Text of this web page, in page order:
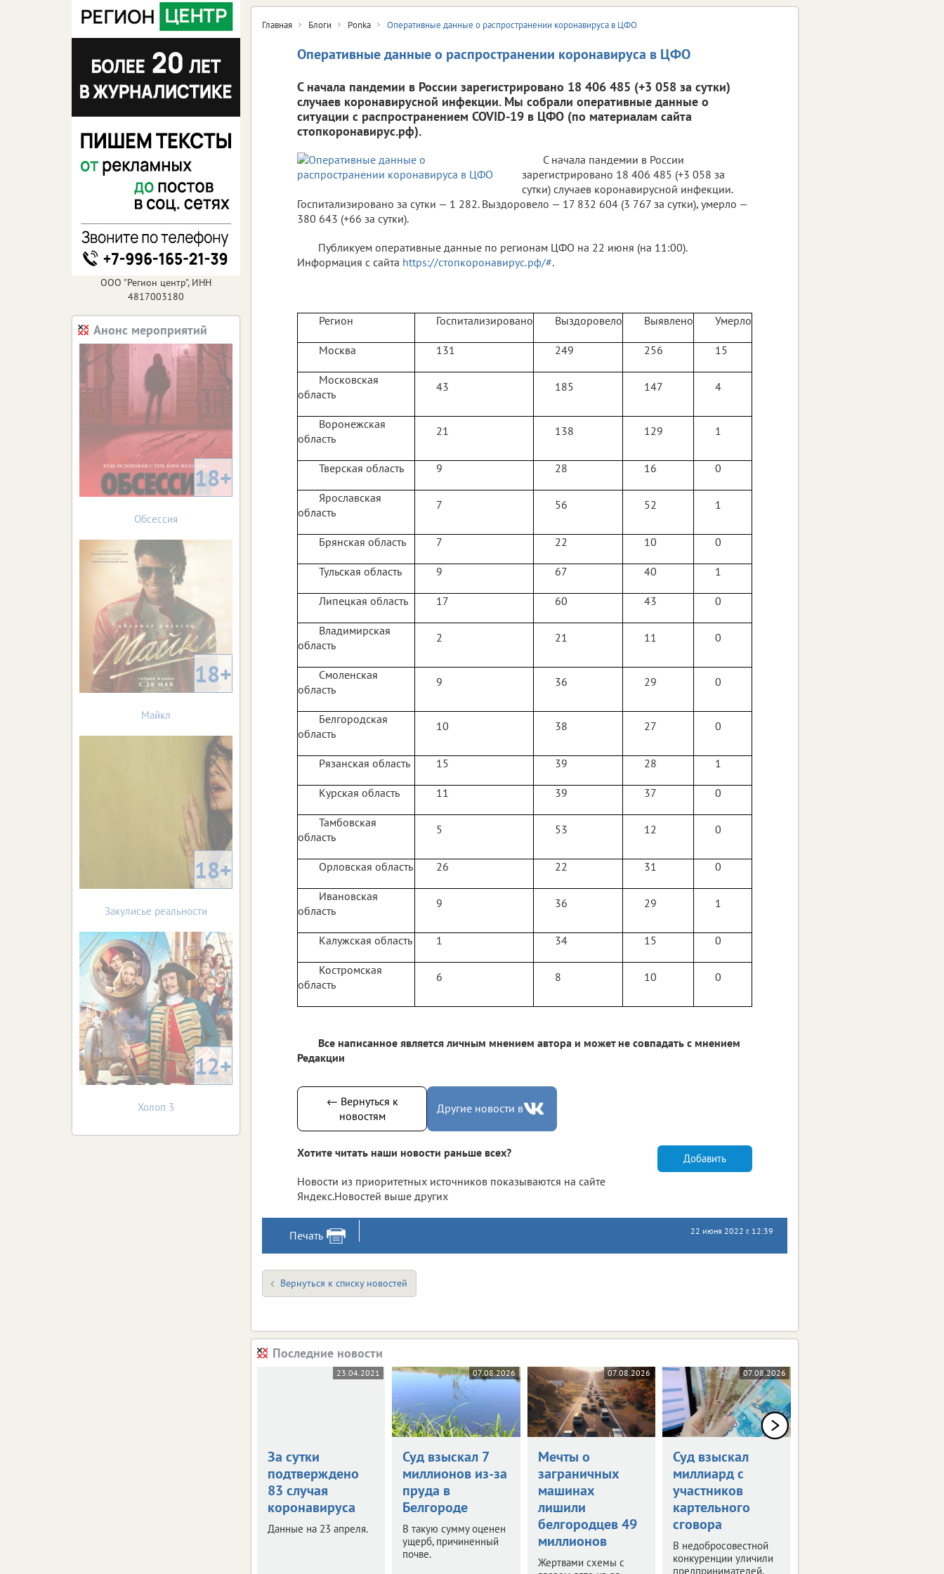
Главная Блоги Ponka Оперативные данные о распространении коронавируса в ЦФО
Оперативные данные о распространении коронавируса в ЦФО
С начала пандемии в России зарегистрировано 18 406 485 (+3 058 за сутки)
случаев коронавирусной инфекции. Мы собрали оперативные данные о
ситуации с распространением COVID-19 в ЦФО (по материалам сайта
стопкоронавирус.рф).
С начала пандемии в России
зарегистрировано 18 406 485 (+3 058 за
сутки) случаев коронавирусной инфекции.
Госпитализировано за сутки — 1 282. Выздоровело — 17 832 604 (3 767 за сутки), умерло —
380 643 (+66 за сутки).
Публикуем оперативные данные по регионам ЦФО на 22 июня (на 11:00).
Информация с сайта https://стопкоронавирус.рф/#.
Регион Госпитализировано Выздоровело Выявлено Умерло
Москва 131 249 256 15
Московская
область
43 185 147 4
Воронежская
область
21 138 129 1
Тверская область 9 28 16 0
Ярославская
область
7 56 52 1
Брянская область 7 22 10 0
Тульская область 9 67 40 1
Липецкая область 17 60 43 0
Владимирская
область
2 21 11 0
Смоленская
область
9 36 29 0
Белгородская
область
10 38 27 0
Рязанская область 15 39 28 1
Курская область 11 39 37 0
Тамбовская
область
5 53 12 0
Орловская область 26 22 31 0
Ивановская
область
9 36 29 1
Калужская область 1 34 15 0
Костромская
область
6 8 10 0
Все написанное является личным мнением автора и может не совпадать с мнением
Редакции
← Вернуться к
новостям
Другие новости в
Хотите читать наши новости раньше всех?
Новости из приоритетных источников показываются на сайте
Яндекс.Новостей выше других
Добавить
Печать 22 июня 2022 г. 12:39
Вернуться к списку новостей
Последние новости
23.04.2021
За сутки
подтверждено
83 случая
коронавируса
Данные на 23 апреля.
07.08.2026
Суд взыскал 7
миллионов из-за
пруда в
Белгороде
В такую сумму оценен
ущерб, причиненный
почве.
07.08.2026
Мечты о
заграничных
машинах
лишили
белгородцев 49
миллионов
Жертвами схемы с
07.08.2026
Суд взыскал
миллиард с
участников
картельного
сговора
В недобросовестной
конкуренции уличили
предпринимателей,
ООО "Регион центр", ИНН
4817003180
Анонс мероприятий
18+
Обсессия
18+
Майкл
18+
Закулисье реальности
12+
Холоп 3